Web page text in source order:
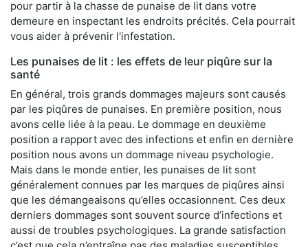
pour partir à la chasse de punaise de lit dans votre
demeure en inspectant les endroits précités. Cela pourrait
vous aider à prévenir l'infestation.
Les punaises de lit : les effets de leur piqûre sur la
santé
En général, trois grands dommages majeurs sont causés
par les piqûres de punaises. En première position, nous
avons celle liée à la peau. Le dommage en deuxième
position a rapport avec des infections et enfin en dernière
position nous avons un dommage niveau psychologie.
Mais dans le monde entier, les punaises de lit sont
généralement connues par les marques de piqûres ainsi
que les démangeaisons qu’elles occasionnent. Ces deux
derniers dommages sont souvent source d’infections et
aussi de troubles psychologiques. La grande satisfaction